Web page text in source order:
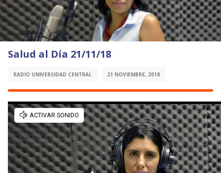
Salud al Día 21/11/18
RADIO UNIVERSIDAD CENTRAL 21 NOVIEMBRE, 2018